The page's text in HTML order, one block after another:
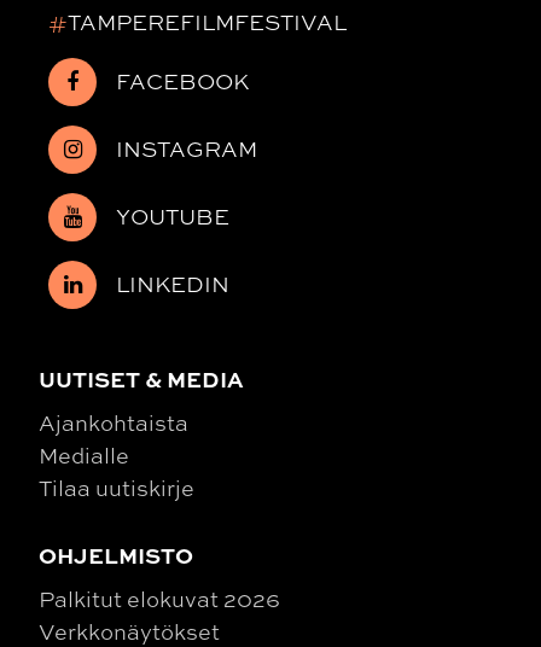
#TAMPEREFILMFESTIVAL
FACEBOOK
INSTAGRAM
YOUTUBE
LINKEDIN
UUTISET & MEDIA
Ajankohtaista
Medialle
Tilaa uutiskirje
OHJELMISTO
Palkitut elokuvat 2026
Verkkonäytökset